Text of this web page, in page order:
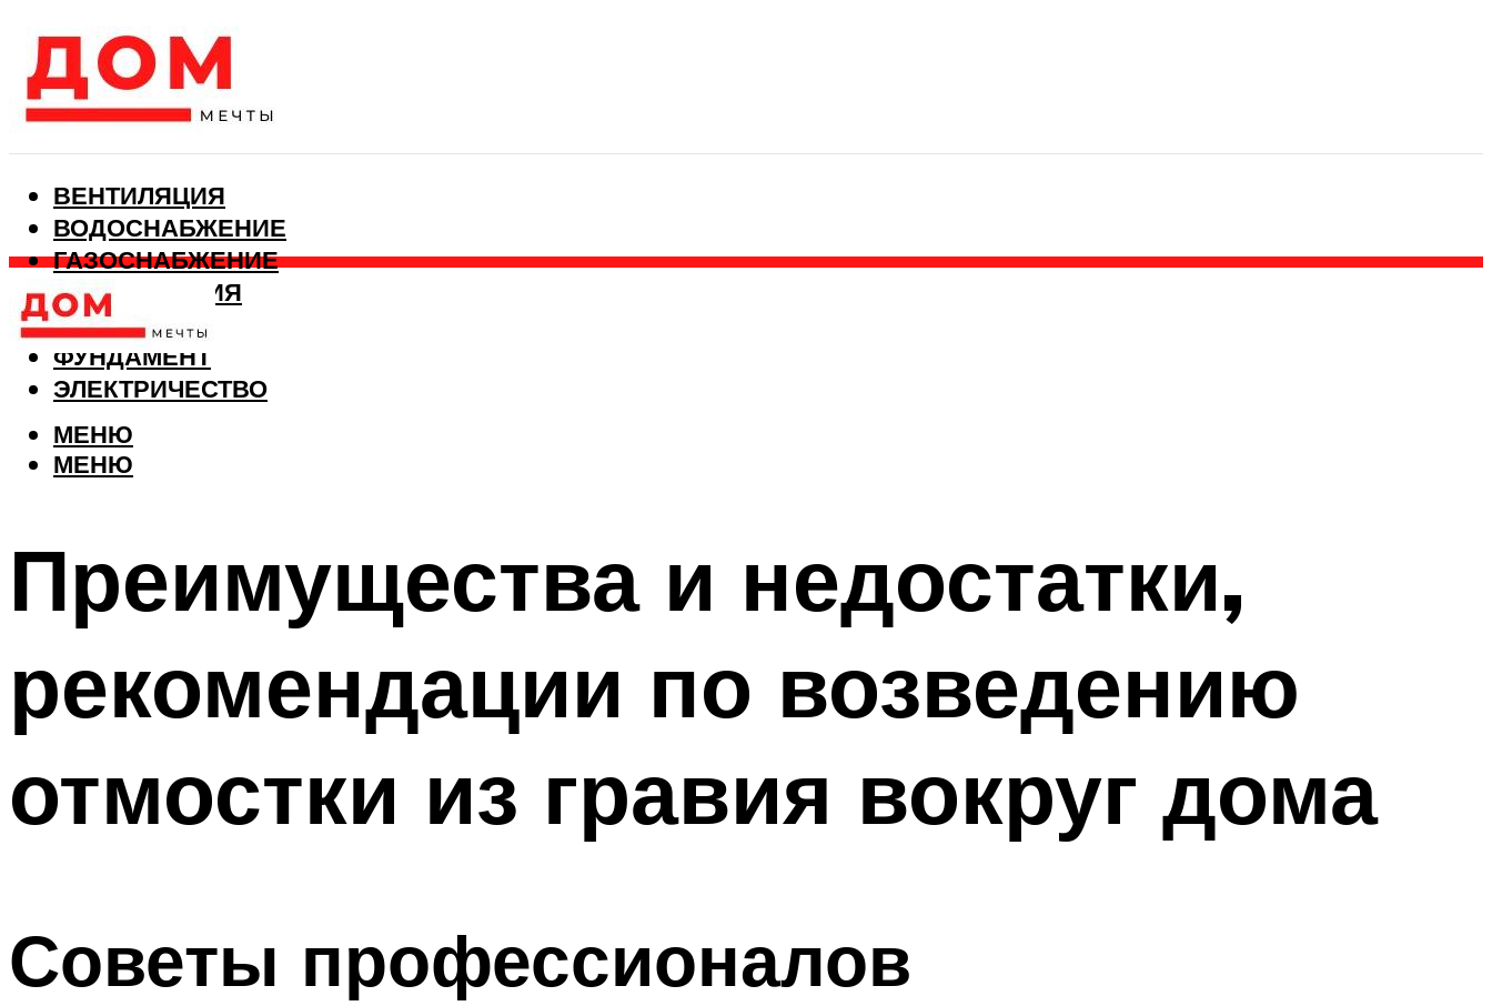
ВЕНТИЛЯЦИЯ
ВОДОСНАБЖЕНИЕ
ГАЗОСНАБЖЕНИЕ
КАНАЛИЗАЦИЯ
ОТОПЛЕНИЕ
ФУНДАМЕНТ
ЭЛЕКТРИЧЕСТВО
МЕНЮ
МЕНЮ
Преимущества и недостатки,
рекомендации по возведению
отмостки из гравия вокруг дома
Советы профессионалов